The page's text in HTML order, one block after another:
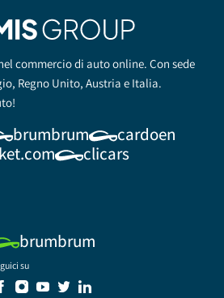
commercio di auto online. Con sede
Regno Unito, Austria e Italia.
brumbrum
cardoen
clicars
brumbrum
su